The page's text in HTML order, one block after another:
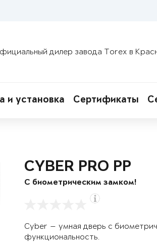
дилер завода Torex в
и установка Сертификаты
CYBER PRO PP
С биометрическим замком!
Cyber — умная дверь с
функциональность.